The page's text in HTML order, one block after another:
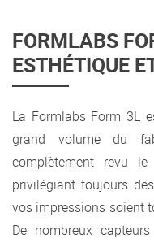
FORMLABS
ESTHÉTIQUE
La Formlabs Form 3L
grand volume du
complètement revu
privilégiant toujours
vos impressions soient
De nombreux